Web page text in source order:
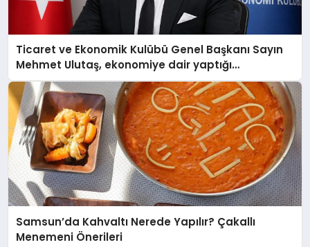
Ticaret ve Ekonomik Kulübü Genel Başkanı Sayın
Mehmet Ulutaş, ekonomiye dair yaptığı
açıklamada şunları kaydetti:
Samsun’da Kahvaltı Nerede Yapılır? Çakallı
Menemeni Önerileri